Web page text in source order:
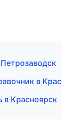
в
Красноярск